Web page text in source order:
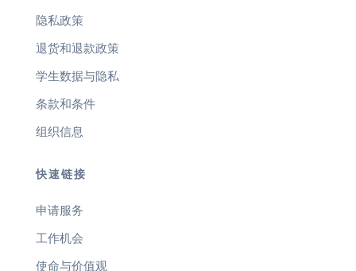
隐私政策
退货和退款政策
学生数据与隐私
条款和条件
组织信息
快速链接
申请服务
工作机会
使命与价值观